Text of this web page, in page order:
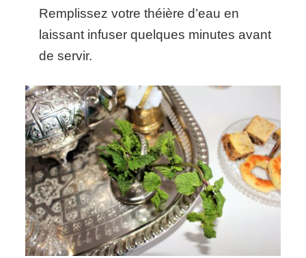
Remplissez votre théière d’eau en
laissant infuser quelques minutes avant
de servir.